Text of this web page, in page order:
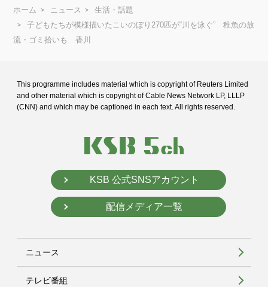
ホーム ニュース
生活・話題
子どもたちが模様描いたこいのぼり270匹が“川を泳ぐ” 稚魚の放
流・ゴミ拾いも 香川
This programme includes material which is copyright of Reuters Limited
and other material which is copyright of Cable News Network LP, LLLP
(CNN) and which may be captioned in each text. All rights reserved.
KSB 公式SNSアカウント
配信メディア一覧
ニュース
テレビ番組